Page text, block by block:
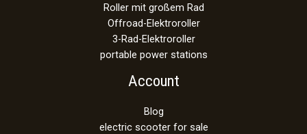
Roller mit großem Rad
Offroad-Elektroroller
3-Rad-Elektroroller
portable power stations
Account
Blog
electric scooter for sale